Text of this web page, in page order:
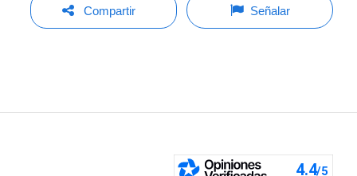
Compartir Señalar